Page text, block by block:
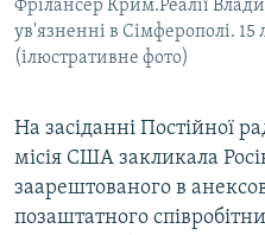
ІНФОГРАФІКА
ДОЛУЧАЙСЯ!
Усі сайти RFE/RL
Фрілансер Крим.Реалії
ув'язненні в Сімферополі. 15
(ілюстративне фото)
На засіданні Постійної
місія США закликала
заарештованого в
позаштатного